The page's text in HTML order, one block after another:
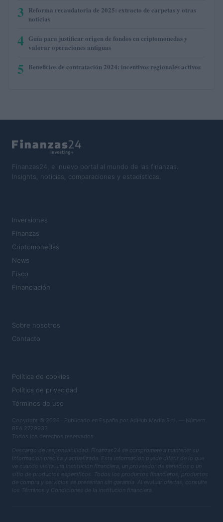
3 Reforma recaudatoria de 2025: extracto de carpetas y otras
noticias
4 Guía para justificar origen de fondos en criptomonedas y
valorar operaciones antiguas
5 Beneficios de contratación 2024: incentivos regionales activos
Finanzas24, el nuevo portal al mundo de las finanzas.
Insights, noticias, comparaciones y estadísticas.
Inversiones
Finanzas
Criptomonedas
News
Fisco
Financiación
Sobre nosotros
Contacto
Política de cookies
Política de privacidad
Términos de uso
Copyright © 2026 · Publicado en España por AdHub Media S.r.l. — Número
REA 2729933
Todos los derechos reservados
Descargo de responsabilidad: Finanzas24 se compromete a mantener su
información precisa y actualizada. Esta información puede diferir de lo que
ve cuando visita una institución financiera, un proveedor de servicios o un
sitio de productos específicos. Todos los productos financieros, productos
de compra y servicios se presentan sin garantía. Al evaluar ofertas, consulte
los Términos y Condiciones de la institución financiera.